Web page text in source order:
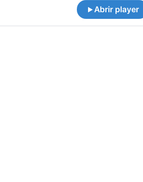
Abrir player